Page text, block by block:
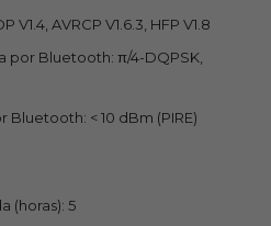
AVRCP V1.6.3, HFP V1.8
por Bluetooth: π/4-DQPSK,
< 10 dBm (PIRE)
(horas): 5